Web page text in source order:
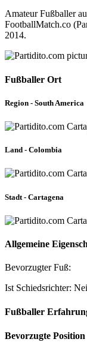
Amateur Fußballer
FootballMatch.co
2014.
Fußballer Ort
Region - South America
Land - Colombia
Stadt - Cartagena
Allgemeine
Bevorzugter Fuß:
Ist Schiedsrichter:
Fußballer
Bevorzugte Position